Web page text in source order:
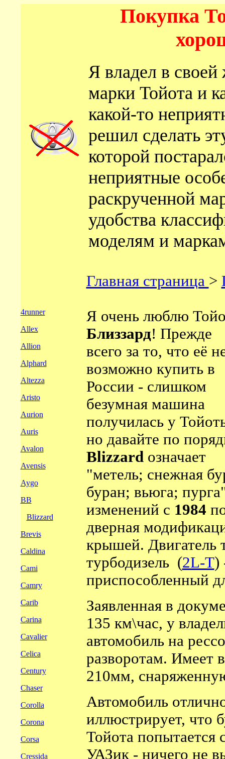
Покупка
Я владел в
марки Тойота и
какой-то
решил сделать
которой
неприятные
раскрученной
удобства
моделям и
Главная страница >
4runner
Allex
Allion
Alphard
Altezza
Aristo
Aurion
Auris
Avalon
Avensis
Aygo
BB
Blizzard
Brevis
Caldina
Cami
Camry
Carib
Carina
Cavalier
Celica
Century
Chaser
Corolla
Corona
Corsa
Cressida
Я очень люблю
Близзард! Прежде
всего за то, что её
возможно купить в
России - слишком
безумная машина
получилась у
но давайте по
Blizzardозначает
"метель; снежная
буран; вьюга;
изменений с 1984
дверная
крышей. Двигатель
турбодизель (2L-T)
приспособленный
Заявленная в
135 км\час, у
автомобиль на
разворотам. Имеет
210мм,
Автомобиль
иллюстрирует, что
Тойота попытается
УАЗик - ничего не